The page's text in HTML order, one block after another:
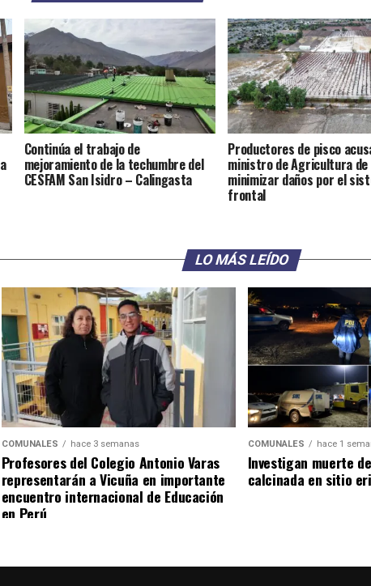
Continúa el trabajo de
mejoramiento de la techumbre del
CESFAM San Isidro – Calingasta
Productores de pisco
ministro de Agricultura de
minimizar daños por el
frontal
LO MÁS LEÍDO
COMUNALES hace 3 semanas
Profesores del Colegio Antonio Varas
representarán a Vicuña en importante
encuentro internacional de Educación
en Perú
COMUNALES hace 1
Investigan muerte
calcinada en sitio